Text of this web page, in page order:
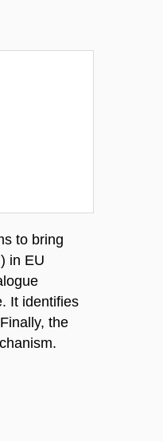
to bring
in EU
It identifies
the